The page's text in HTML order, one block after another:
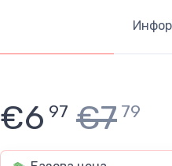
€6 97 €7 79